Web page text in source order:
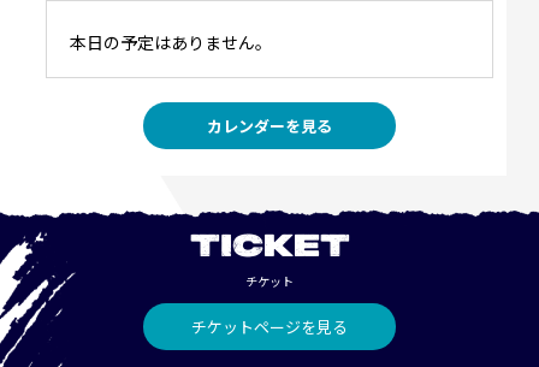
本日の予定はありません。
カレンダーを見る
TICKET
チケット
チケットページを見る